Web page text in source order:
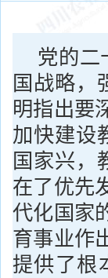
党的二
国战略，
明指出要
加快建设
国家兴，
在了优先
代化国家
育事业作
提供了根